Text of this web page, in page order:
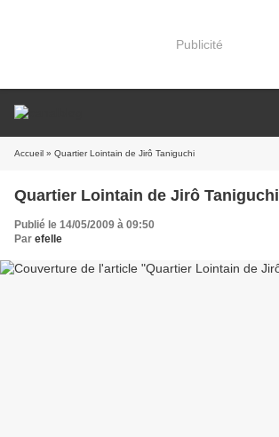
Publicité
Accueil » Quartier Lointain de Jirô Taniguchi
Quartier Lointain de Jirô Taniguchi
Publié le 14/05/2009 à 09:50
Par efelle